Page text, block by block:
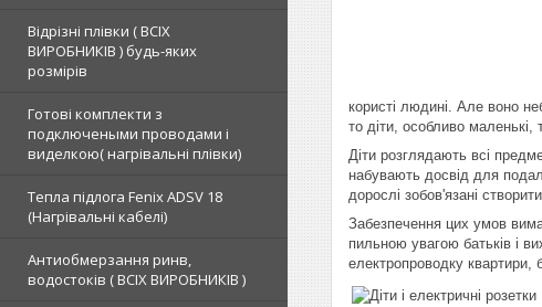
Відрізні плівки ( ВСІХ
ВИРОБНИКІВ ) будь-яких
розмірів
Готові комплекти з
подключеными проводами і
виделкою( нагрівальні плівки)
Тепла підлога Fenix ADSV 18
(Нагрівальні кабелі)
Антиобмерзання ринв,
водостоків ( ВСІХ ВИРОБНИКІВ )
користі людині. Але воно
то діти, особливо маленькі,
Діти розглядають всі
набувають досвід для
дорослі зобов'язані
Забезпечення цих умов
пильною увагою батьків і
електропроводку